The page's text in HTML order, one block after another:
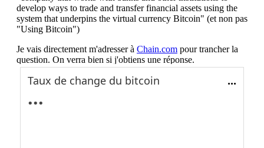
Taux de change du bitcoin ...
...